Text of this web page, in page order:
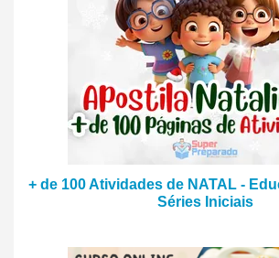
+ de 100 Atividades de NATAL -
Séries Iniciais